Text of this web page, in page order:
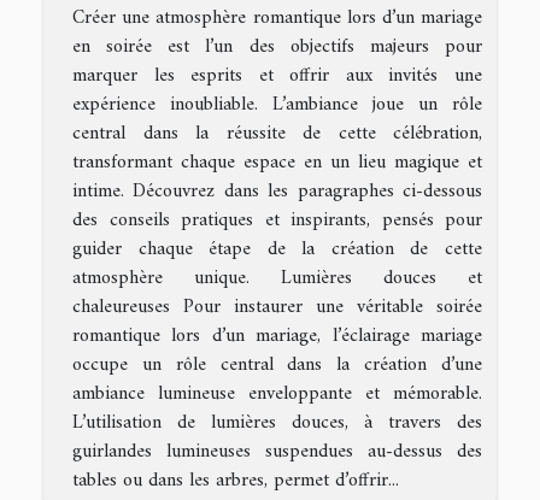
Créer une atmosphère romantique lors d’un mariage
en soirée est l’un des objectifs majeurs pour
marquer les esprits et offrir aux invités une
expérience inoubliable. L’ambiance joue un rôle
central dans la réussite de cette célébration,
transformant chaque espace en un lieu magique et
intime. Découvrez dans les paragraphes ci-dessous
des conseils pratiques et inspirants, pensés pour
guider chaque étape de la création de cette
atmosphère unique. Lumières douces et
chaleureuses Pour instaurer une véritable soirée
romantique lors d’un mariage, l’éclairage mariage
occupe un rôle central dans la création d’une
ambiance lumineuse enveloppante et mémorable.
L’utilisation de lumières douces, à travers des
guirlandes lumineuses suspendues au-dessus des
tables ou dans les arbres, permet d’offrir...